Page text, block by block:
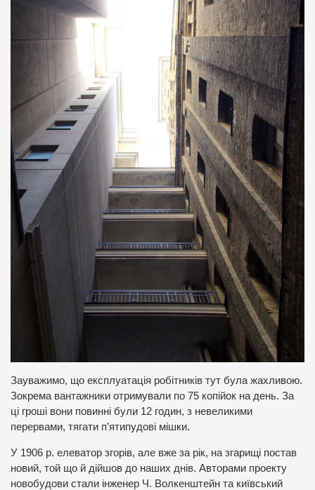
Зауважимо, що експлуатація робітників тут була жахливою.
Зокрема вантажники отримували по 75 копійок на день. За
ці гроші вони повинні були 12 годин, з невеликими
перервами, тягати п’ятипудові мішки.
У 1906 р. елеватор згорів, але вже за рік, на згарищі постав
новий, той що й дійшов до наших днів. Авторами проекту
новобудови стали інженер Ч. Волкенштейн та київський